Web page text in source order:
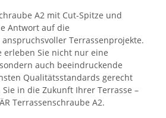
A2 mit Cut-Spitze und
Antwort auf die
Terrassenprojekte.
erleben Sie nicht nur eine
auch beeindruckende
Qualitätsstandards gerecht
in die Zukunft Ihrer Terrasse –
Terrassenschraube A2.